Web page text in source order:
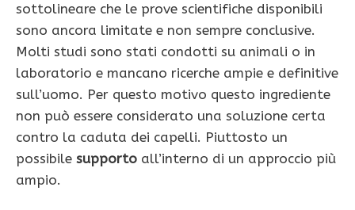
sottolineare che le prove scientifiche disponibili
sono ancora limitate e non sempre conclusive.
Molti studi sono stati condotti su animali o in
laboratorio e mancano ricerche ampie e definitive
sull’uomo. Per questo motivo questo ingrediente
non può essere considerato una soluzione certa
contro la caduta dei capelli. Piuttosto un
possibile supporto all’interno di un approccio più
ampio.